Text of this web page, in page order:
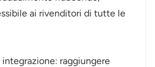
ai rivenditori di tutte le
raggiungere